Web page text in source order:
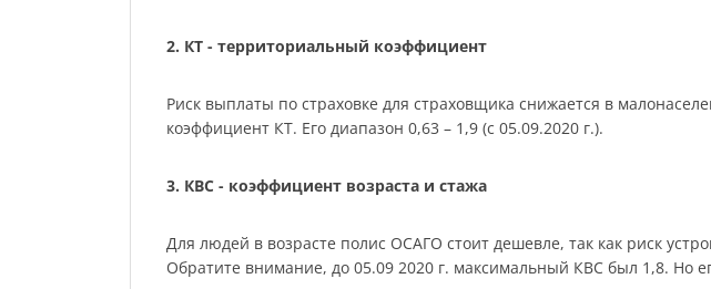
2. КТ - территориальный коэффициент
Риск выплаты по страховке для страховщика снижается в
коэффициент КТ. Его диапазон 0,63 – 1,9 (с 05.09.2020 г.).
3. КВС - коэффициент возраста и стажа
Для людей в возрасте полис ОСАГО стоит дешевле, так как риск
Обратите внимание, до 05.09 2020 г. максимальный КВС был 1,8. Но